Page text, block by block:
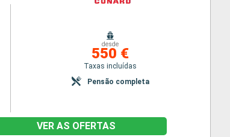
desde
550 €
Taxas incluídas
Pensão completa
VER AS OFERTAS